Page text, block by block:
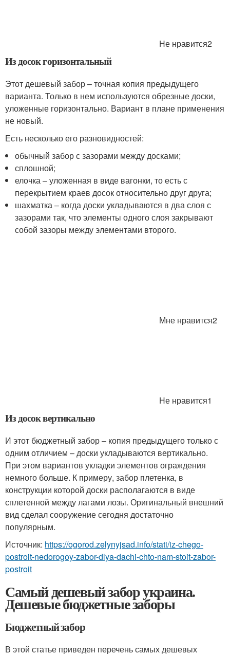
Не нравится2
Из досок горизонтальный
Этот дешевый забор – точная копия предыдущего
варианта. Только в нем используются обрезные доски,
уложенные горизонтально. Вариант в плане применения
не новый.
Есть несколько его разновидностей:
обычный забор с зазорами между досками;
сплошной;
елочка – уложенная в виде вагонки, то есть с
перекрытием краев досок относительно друг друга;
шахматка – когда доски укладываются в два слоя с
зазорами так, что элементы одного слоя закрывают
собой зазоры между элементами второго.
Мне нравится2
Не нравится1
Из досок вертикально
И этот бюджетный забор – копия предыдущего только с
одним отличием – доски укладываются вертикально.
При этом вариантов укладки элементов ограждения
немного больше. К примеру, забор плетенка, в
конструкции которой доски располагаются в виде
сплетенной между лагами лозы. Оригинальный внешний
вид сделал сооружение сегодня достаточно
популярным.
Источник: https://ogorod.zelynyjsad.info/stati/iz-chego-
postroit-nedorogoy-zabor-dlya-dachi-chto-nam-stoit-zabor-
postroit
Самый дешевый забор украина.
Дешевые бюджетные заборы
Бюджетный забор
В этой статье приведен перечень самых дешевых